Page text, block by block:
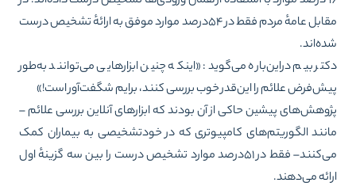
مقابل عامهٔ مردم فقط در ۵۴درصد موارد موفق به ارائهٔ تشخیص درست
بیم دراین‌باره می‌گوید: «اینکه چنین ابزارهایی می‌توانند به‌طور
علائم را این‌قدر خوب بررسی کنند، برایم شگفت‌آور است!»
پیشین حاکی از آن بودند که ابزارهای آنلاین بررسی علائم –
الگوریتم‌های کامپیوتری که در خودتشخیصی به بیماران کمک
فقط در ۵۱درصد موارد
تشخیص درست را بین سه گزینهٔ اول
می‌دهند.